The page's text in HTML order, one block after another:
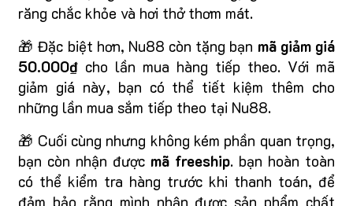
răng chắc khỏe và hơi thở thơm mát.
🎁 Đặc biệt hơn, Nu88 còn tặng bạn mã giảm giá
50.000₫ cho lần mua hàng tiếp theo. Với mã
giảm giá này, bạn có thể tiết kiệm thêm cho
những lần mua sắm tiếp theo tại Nu88.
🎁 Cuối cùng nhưng không kém phần quan trọng,
bạn còn nhận được mã freeship. bạn hoàn toàn
có thể kiểm tra hàng trước khi thanh toán, để
đảm bảo rằng mình nhận được sản phẩm chất